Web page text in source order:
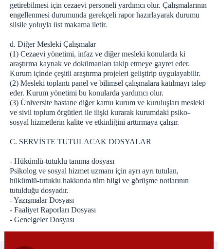
getirebilmesi için cezaevi personeli yardımcı olur. Çalışmalarının
engellenmesi durumunda gerekçeli rapor hazırlayarak durumu
silsile yoluyla üst makama iletir.
d. Diğer Mesleki Çalışmalar
(1) Cezaevi yönetimi, infaz ve diğer mesleki konularda ki
araştırma kaynak ve dokümanları takip etmeye gayret eder.
Kurum içinde çeşitli araştırma projeleri geliştirip uygulayabilir.
(2) Mesleki toplantı panel ve bilimsel çalışmalara katılmayı talep
eder. Kurum yönetimi bu konularda yardımcı olur.
(3) Üniversite hastane diğer kamu kurum ve kuruluşları mesleki
ve sivil toplum örgütleri ile ilişki kurarak kurumdaki psiko-
sosyal hizmetlerin kalite ve etkinliğini arttırmaya çalışır.
C. SERVİSTE TUTULACAK DOSYALAR
- Hükümlü-tutuklu tanıma dosyası
Psikolog ve sosyal hizmet uzmanı için ayrı ayrı tutulan,
hükümlü-tutuklu hakkında tüm bilgi ve görüşme notlarının
tutulduğu dosyadır.
- Yazışmalar Dosyası
- Faaliyet Raporları Dosyası
- Genelgeler Dosyası